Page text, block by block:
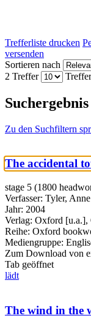
Trefferliste drucken
versenden
Sortieren nach
2 Treffer
Suchergebnis
Zu den Suchfiltern
The accidental
stage 5 (1800
Verfasser: Tyler, Anne
Jahr: 2004
Verlag: Oxford [u.a.],
Reihe: Oxford
Mediengruppe:
Zum Download von
Tab geöffnet
lädt
The wind in the